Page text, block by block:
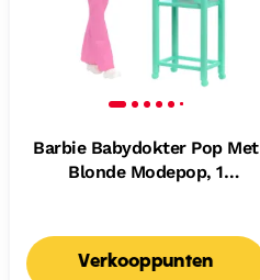
Barbie Babydokter Pop Met
Blonde Modepop, 1
Verkooppunten